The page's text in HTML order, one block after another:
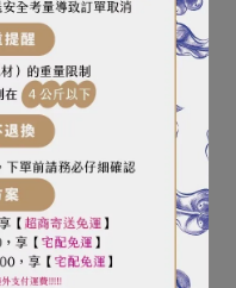
粉、食鹽、大豆蛋
鈉、L-麩酸鈉、碳
A、食用黃色5號